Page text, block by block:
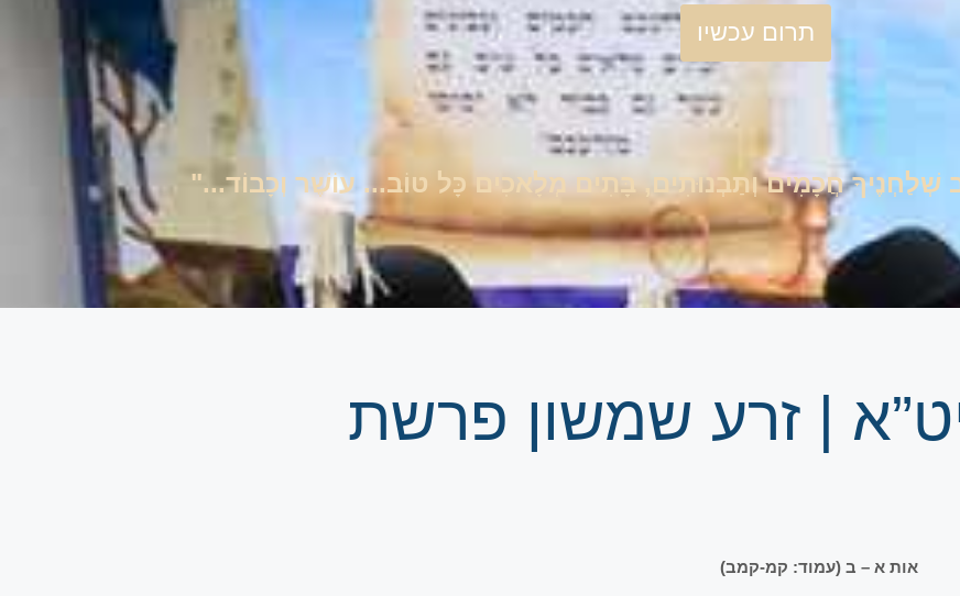
תרום עכשיו
שְׁלַחְנֶיךָ חֲכָמִים וְתַבְנוּתִים, בָּתִים מְלָאכִים כָּל טוֹב... עוֹשֶׁר וְכָבוֹד..."
| זרע שמשון פרשת
אות א – ב (עמוד: קמ-קמב)